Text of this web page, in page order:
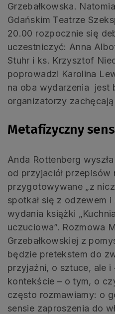
Grzebałkowska.
Gdańskim Teatrze
20.00 rozpocznie się
uczestniczyć: Anna
Stuhr i ks. Krzysztof
poprowadzi Karolina
na oba wydarzenia jest
organizatorzy
Metafizyczny
Anda Rottenberg
od przyjaciół przepisów
przygotowywane „z
spotkał się z odzewem i
wydania książki
uczuciowa”. Rozmowa
Grzebałkowskiej z
będzie pretekstem do
przyjaźni, o sztuce, ale i
kontekście – o tym, o
często rozmawiamy: o
sensie zaproszenia do